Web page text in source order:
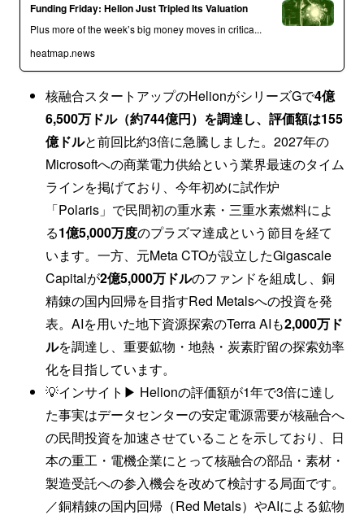
Funding Friday: Helion Just Tripled Its Valuation
Plus more of the week’s big money moves in critica...
heatmap.news
核融合スタートアップのHelionがシリーズGで4億
6,500万ドル（約744億円）を調達し、評価額は155
億ドルと前回比約3倍に急騰しました。2027年の
Microsoftへの商業電力供給という業界最速のタイム
ラインを掲げており、今年初めに試作炉
「Polaris」で民間初の重水素・三重水素燃料によ
る1億5,000万度のプラズマ達成という節目を経て
います。一方、元Meta CTOが設立したGigascale
Capitalが2億5,000万ドルのファンドを組成し、銅
精錬の国内回帰を目指すRed Metalsへの投資を発
表。AIを用いた地下資源探索のTerra AIも2,000万ド
ルを調達し、重要鉱物・地熱・炭素貯留の探索効率
化を目指しています。
💡インサイト▶ Helionの評価額が1年で3倍に達し
た事実はデータセンターの安定電源需要が核融合へ
の民間投資を加速させていることを示しており、日
本の重工・電機企業にとって核融合の部品・素材・
製造受託への参入機会を改めて検討する局面です。
／銅精錬の国内回帰（Red Metals）やAIによる鉱物